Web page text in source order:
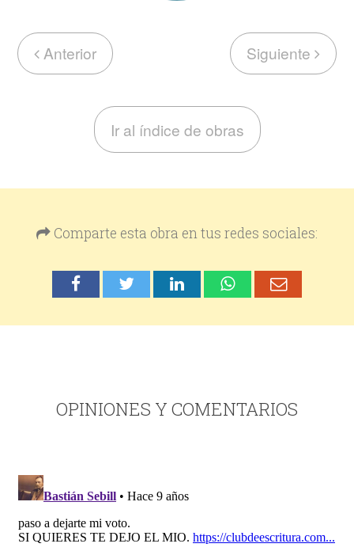
Anterior Siguiente
Ir al índice de obras
Comparte esta obra en tus redes sociales:
OPINIONES Y COMENTARIOS